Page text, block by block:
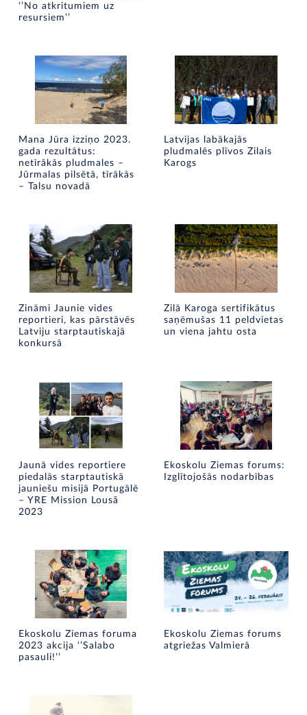
‘’No atkritumiem uz
resursiem’’
Mana Jūra izziņo 2023.
gada rezultātus:
netīrākās pludmales –
Jūrmalas pilsētā, tīrākās
– Talsu novadā
Latvijas labākajās
pludmalēs plīvos Zilais
Karogs
Zināmi Jaunie vides
reportieri, kas pārstāvēs
Latviju starptautiskajā
konkursā
Zilā Karoga sertifikātus
saņēmušas 11 peldvietas
un viena jahtu osta
Jaunā vides reportiere
piedalās starptautiskā
jauniešu misijā Portugālē
– YRE Mission Lousã
2023
Ekoskolu Ziemas forums:
Izglītojošās nodarbības
Ekoskolu Ziemas foruma
2023 akcija ‘’Salabo
pasauli!’’
Ekoskolu Ziemas forums
atgriežas Valmierā